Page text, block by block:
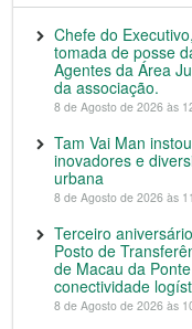
Chefe do
tomada de posse
Agentes da Área
da associação.
8 de Agosto de 2026 às
Tam Vai Man
inovadores e
urbana
8 de Agosto de 2026 às
Terceiro
Posto de
de Macau da
conectividade
8 de Agosto de 2026 às